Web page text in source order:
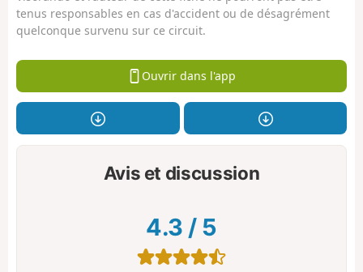
tenus responsables en cas d'accident ou de désagrément
quelconque survenu sur ce circuit.
Ouvrir dans l'app
Avis et discussion
4.3 / 5